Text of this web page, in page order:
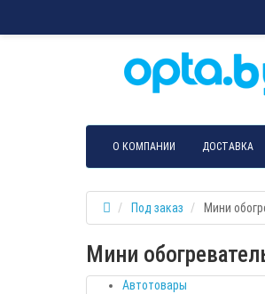
О КОМПАНИИ ДОСТАВКА
Под заказ Мини
Мини
Автотовары